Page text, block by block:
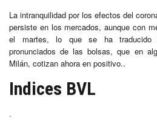
La intranquilidad por los efectos del
persiste en los mercados, aunque con
el martes, lo que se ha traducido
pronunciados de las bolsas, que en
Milán, cotizan ahora en positivo..
Indices BVL
.